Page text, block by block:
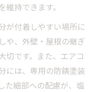
持できます。
が付着しやすい場所に
や、外壁・屋根の継ぎ
切です。また、エアコ
には、専用の防錆塗装
た細部への配慮が、塩